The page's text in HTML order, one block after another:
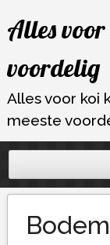
naar
inhoud
Alles
voordelig
Alles voor koi
meeste